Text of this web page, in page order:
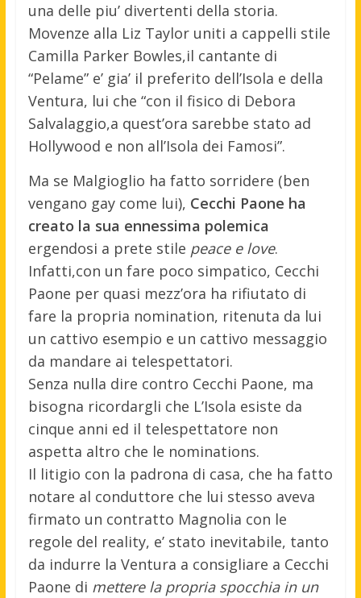
una delle piu’ divertenti della storia.
Movenze alla Liz Taylor uniti a cappelli stile
Camilla Parker Bowles,il cantante di
“Pelame” e’ gia’ il preferito dell’Isola e della
Ventura, lui che “con il fisico di Debora
Salvalaggio,a quest’ora sarebbe stato ad
Hollywood e non all’Isola dei Famosi”.
Ma se Malgioglio ha fatto sorridere (ben
vengano gay come lui), Cecchi Paone ha
creato la sua ennessima polemica
ergendosi a prete stile peace e love.
Infatti,con un fare poco simpatico, Cecchi
Paone per quasi mezz’ora ha rifiutato di
fare la propria nomination, ritenuta da lui
un cattivo esempio e un cattivo messaggio
da mandare ai telespettatori.
Senza nulla dire contro Cecchi Paone, ma
bisogna ricordargli che L’Isola esiste da
cinque anni ed il telespettatore non
aspetta altro che le nominations.
Il litigio con la padrona di casa, che ha fatto
notare al conduttore che lui stesso aveva
firmato un contratto Magnolia con le
regole del reality, e’ stato inevitabile, tanto
da indurre la Ventura a consigliare a Cecchi
Paone di mettere la propria spocchia in un